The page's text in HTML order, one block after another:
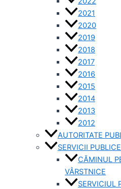
2021
2020
2019
2018
2017
2016
2015
2014
2013
2012
AUTORITATE
SERVICII
CĂMINUL
VÂRSTNICE
SERVICIUL